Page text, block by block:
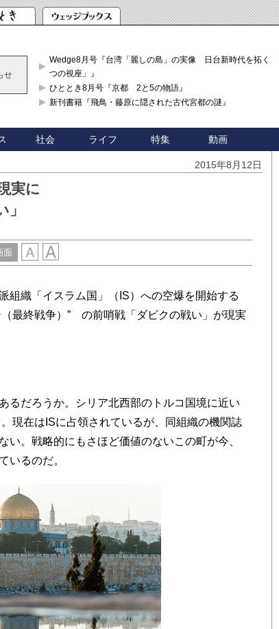
せ
Wedge8月号『台湾「麗しの島」の実像 日台新時代を拓く「3
つの視座」』
ひととき8月号『京都 2と5の物語』
新刊書籍『飛鳥・藤原に隠された古代宮都の謎』
社会 ライフ 特集 動画
2015年8月12日
実に
面
織「イスラム国」（IS）への空爆を開始する
最終戦争）” の前哨戦「ダビクの戦い」が現実
だろうか。シリア北西部のトルコ国境に近い
現在はISに占領されているが、同組織の機関誌
い。戦略的にもさほど価値のないこの町が今、
いるのだ。